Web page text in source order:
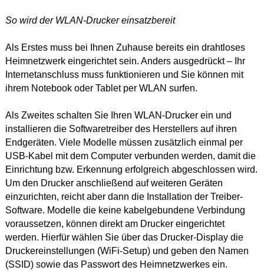
So wird der WLAN-Drucker einsatzbereit
Als Erstes muss bei Ihnen Zuhause bereits ein drahtloses
Heimnetzwerk eingerichtet sein. Anders ausgedrückt – Ihr
Internetanschluss muss funktionieren und Sie können mit
ihrem Notebook oder Tablet per WLAN surfen.
Als Zweites schalten Sie Ihren WLAN-Drucker ein und
installieren die Softwaretreiber des Herstellers auf ihren
Endgeräten. Viele Modelle müssen zusätzlich einmal per
USB-Kabel mit dem Computer verbunden werden, damit die
Einrichtung bzw. Erkennung erfolgreich abgeschlossen wird.
Um den Drucker anschließend auf weiteren Geräten
einzurichten, reicht aber dann die Installation der Treiber-
Software. Modelle die keine kabelgebundene Verbindung
voraussetzen, können direkt am Drucker eingerichtet
werden. Hierfür wählen Sie über das Drucker-Display die
Druckereinstellungen (WiFi-Setup) und geben den Namen
(SSID) sowie das Passwort des Heimnetzwerkes ein.